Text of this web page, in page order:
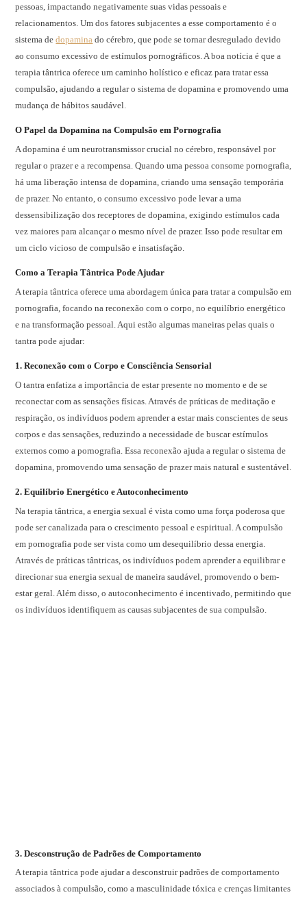
pessoas, impactando negativamente suas vidas pessoais e
relacionamentos. Um dos fatores subjacentes a esse comportamento é o
sistema dedopamina do cérebro, que pode se tornar desregulado devido
ao consumo excessivo de estímulos pornográficos. A boa notícia é que a
terapia tântrica oferece um caminho holístico e eficaz para tratar essa
compulsão, ajudando a regular o sistema de dopamina e promovendo uma
mudança de hábitos saudável.
O Papel da Dopamina na Compulsão em Pornografia
A dopamina é um neurotransmissor crucial no cérebro, responsável por
regular o prazer e a recompensa. Quando uma pessoa consome pornografia,
há uma liberação intensa de dopamina, criando uma sensação temporária
de prazer. No entanto, o consumo excessivo pode levar a uma
dessensibilização dos receptores de dopamina, exigindo estímulos cada
vez maiores para alcançar o mesmo nível de prazer. Isso pode resultar em
um ciclo vicioso de compulsão e insatisfação.
Como a Terapia Tântrica Pode Ajudar
A terapia tântrica oferece uma abordagem única para tratar a compulsão em
pornografia, focando na reconexão com o corpo, no equilíbrio energético
e na transformação pessoal. Aqui estão algumas maneiras pelas quais o
tantra pode ajudar:
1.Reconexão com o Corpo e Consciência Sensorial
O tantra enfatiza a importância de estar presente no momento e de se
reconectar com as sensações físicas. Através de práticas de meditação e
respiração, os indivíduos podem aprender a estar mais conscientes de seus
corpos e das sensações, reduzindo a necessidade de buscar estímulos
externos como a pornografia. Essa reconexão ajuda a regular o sistema de
dopamina, promovendo uma sensação de prazer mais natural e sustentável.
2.Equilíbrio Energético e Autoconhecimento
Na terapia tântrica, a energia sexual é vista como uma força poderosa que
pode ser canalizada para o crescimento pessoal e espiritual. A compulsão
em pornografia pode ser vista como um desequilíbrio dessa energia.
Através de práticas tântricas, os indivíduos podem aprender a equilibrar e
direcionar sua energia sexual de maneira saudável, promovendo o bem-
estar geral. Além disso, o autoconhecimento é incentivado, permitindo que
os indivíduos identifiquem as causas subjacentes de sua compulsão.
3.Desconstrução de Padrões de Comportamento
A terapia tântrica pode ajudar a desconstruir padrões de comportamento
associados à compulsão, como a masculinidade tóxica e crenças limitantes